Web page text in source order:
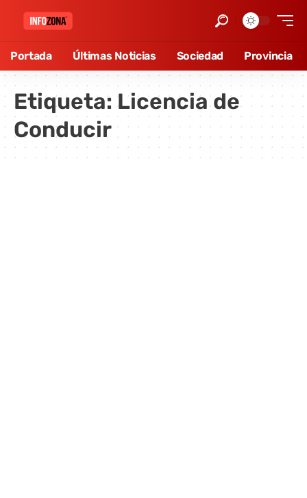
Portada Últimas Noticias Sociedad Provincia
Etiqueta: Licencia de
Conducir